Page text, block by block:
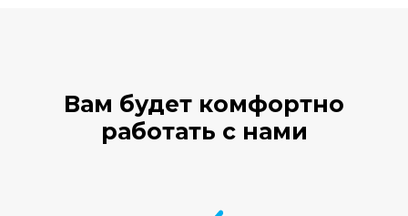
Вам будет комфортно
работать с нами